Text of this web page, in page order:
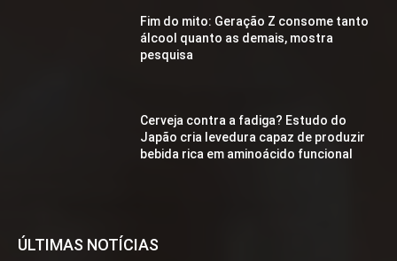
Fim do mito: Geração Z consome tanto
álcool quanto as demais, mostra
pesquisa
Cerveja contra a fadiga? Estudo do
Japão cria levedura capaz de produzir
bebida rica em aminoácido funcional
ÚLTIMAS NOTÍCIAS